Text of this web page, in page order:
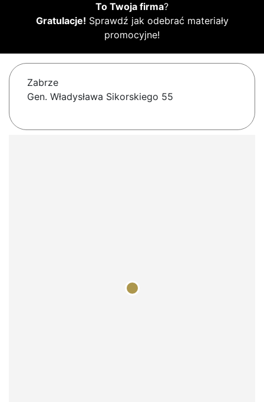
To Twoja firma?
Gratulacje! Sprawdź jak odebrać materiały
promocyjne!
Zabrze
Gen. Władysława Sikorskiego 55